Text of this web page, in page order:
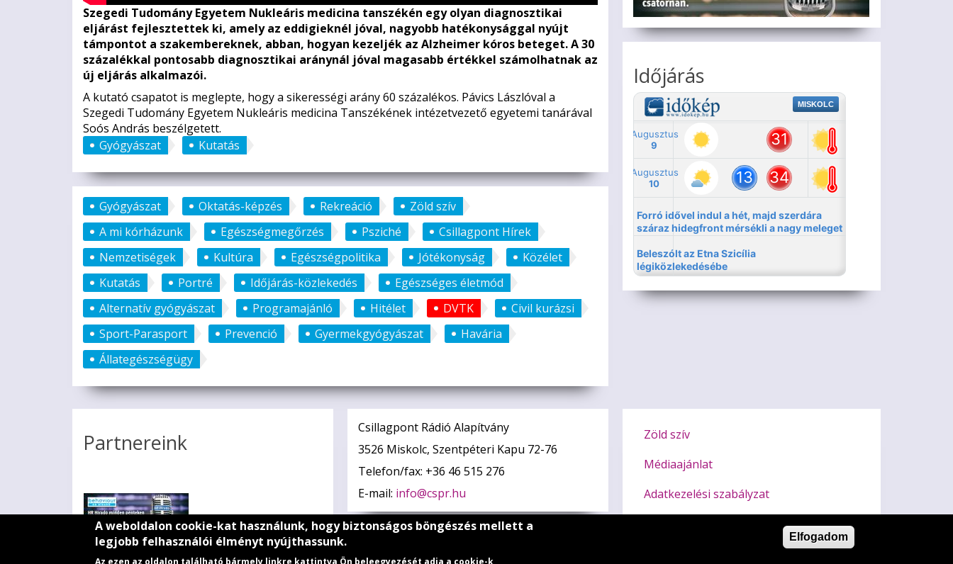
Fel/Le
nyíl
gombokat
a
növeléséhez
vagy
Szegedi Tudomány Egyetem Nukleáris medicina tanszékén egy olyan diagnosztikai
eljárást fejlesztettek ki, amely az eddigieknél jóval, nagyobb hatékonysággal nyújt
támpontot a szakembereknek, abban, hogyan kezeljék az Alzheimer kóros beteget. A 30
százalékkal pontosabb diagnosztikai aránynál jóval magasabb értékkel számolhatnak az
új eljárás alkalmazói.
A kutató csapatot is meglepte, hogy a sikerességi arány 60 százalékos. Pávics Lászlóval a
Szegedi Tudomány Egyetem Nukleáris medicina Tanszékének intézetvezető egyetemi tanárával
Soós András beszélgetett.
Gyógyászat
Kutatás
Gyógyászat Oktatás-képzés Rekreáció
Zöld szív
A mi kórházunk
Egészségmegőrzés Psziché
Csillagpont Hírek
Nemzetiségek
Kultúra Egészségpolitika Jótékonyság
Közélet
Kutatás
Portré Időjárás-közlekedés
Egészséges életmód
Alternatív gyógyászat
Programajánló Hitélet DVTK
Civil kurázsi
Sport-Parasport
Prevenció Gyermekgyógyászat
Havária
Állategészségügy
Időjárás
Partnereink
Csillagpont Rádió Alapítvány
3526 Miskolc, Szentpéteri Kapu 72-76
Telefon/fax: +36 46 515 276
E-mail: info@cspr.hu
Zöld szív
Médiaajánlat
Adatkezelési szabályzat
A weboldalon cookie-kat használunk, hogy biztonságos böngészés mellett a
legjobb felhasználói élményt nyújthassunk.
Az ezen az oldalon található bármely linkre kattintva Ön beleegyezését adja a cookie-k
Elfogadom